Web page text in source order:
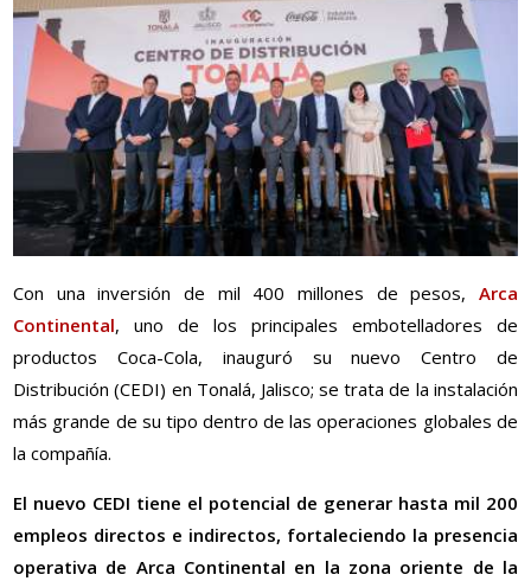
Con una inversión de mil 400 millones de pesos, Arca
Continental, uno de los principales embotelladores de
productos Coca-Cola, inauguró su nuevo Centro de
Distribución (CEDI) en Tonalá, Jalisco; se trata de la instalación
más grande de su tipo dentro de las operaciones globales de
la compañía.
El nuevo CEDI tiene el potencial de generar hasta mil 200
empleos directos e indirectos, fortaleciendo la presencia
operativa de Arca Continental en la zona oriente de la